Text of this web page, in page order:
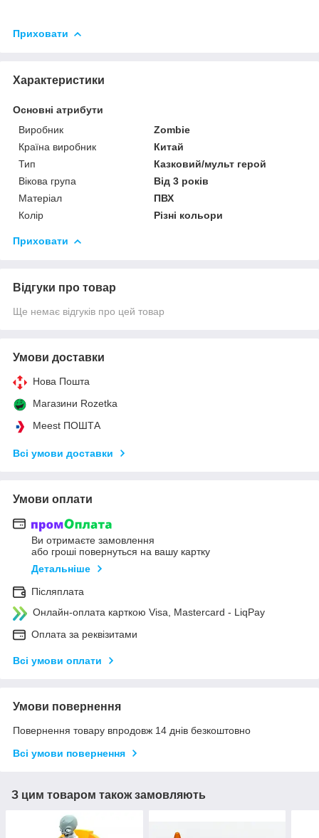
Приховати
Характеристики
Основні атрибути
Виробник
Zombie
Країна виробник
Китай
Тип
Казковий/мульт герой
Вікова група
Від 3 років
Матеріал
ПВХ
Колір
Різні кольори
Приховати
Відгуки про товар
Ще немає відгуків про цей товар
Умови доставки
Нова Пошта
Магазини Rozetka
Meest ПОШТА
Всі умови доставки
Умови оплати
Ви отримаєте замовлення
або гроші повернуться на вашу картку
Детальніше
Післяплата
Онлайн-оплата карткою Visa, Mastercard - LiqPay
Оплата за реквізитами
Всі умови оплати
Умови повернення
Повернення товару впродовж 14 днів безкоштовно
Всі умови повернення
З цим товаром також замовляють